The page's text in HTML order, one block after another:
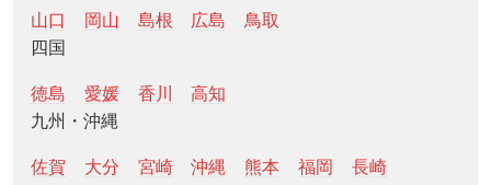
山口 岡山 島根 広島
鳥取
四国
徳島 愛媛 香川
高知
九州・沖縄
佐賀 大分 宮崎 沖縄 熊本 福岡
長崎